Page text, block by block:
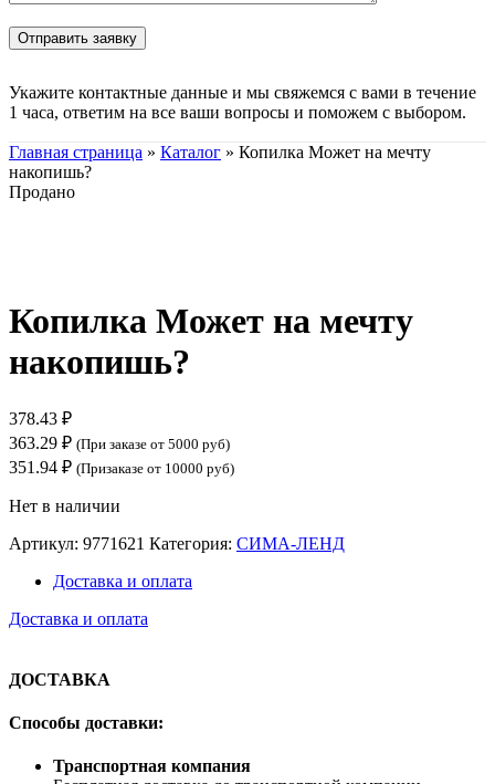
Укажите контактные данные и мы свяжемся с вами в течение
1 часа, ответим на все ваши вопросы и поможем с выбором.
Главная страница » Каталог » Копилка Может на мечту
накопишь?
Продано
Копилка Может на мечту
накопишь?
378.43 ₽
363.29 ₽ (При заказе от 5000 руб)
351.94 ₽ (Призаказе от 10000 руб)
Нет в наличии
Артикул: 9771621 Категория: СИМА-ЛЕНД
Доставка и оплата
Доставка и оплата
ДОСТАВКА
Способы доставки:
Транспортная компания